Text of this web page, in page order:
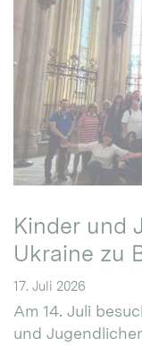
Kinder und
Ukraine zu
17. Juli 2026
Am 14. Juli
und